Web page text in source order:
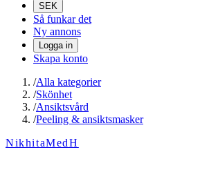
SEK
Så funkar det
Ny annons
Logga in
Skapa konto
/Alla kategorier
/Skönhet
/Ansiktsvård
/Peeling & ansiktsmasker
NikhitaMedH